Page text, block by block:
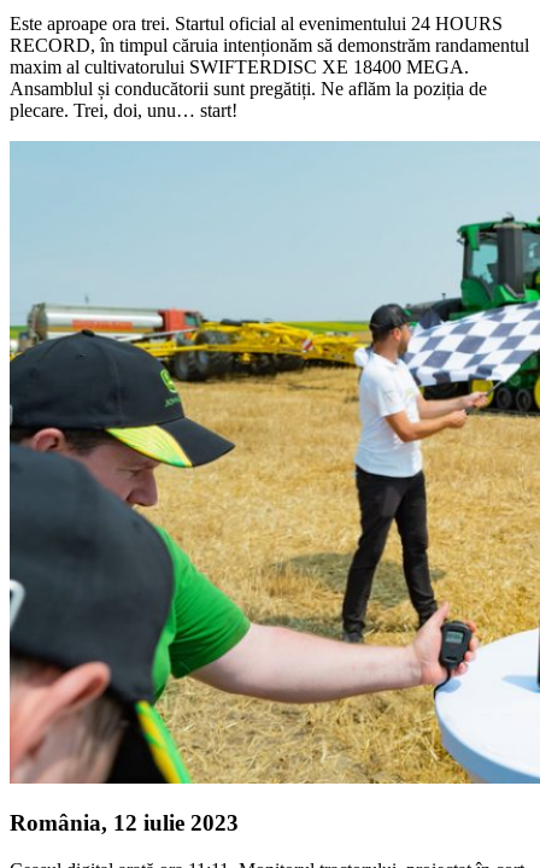
Este aproape ora trei. Startul oficial al evenimentului 24 HOURS
RECORD, în timpul căruia intenționăm să demonstrăm randamentul
maxim al cultivatorului SWIFTERDISC XE 18400 MEGA.
Ansamblul și conducătorii sunt pregătiți. Ne aflăm la poziția de
plecare. Trei, doi, unu… start!
România, 12 iulie 2023